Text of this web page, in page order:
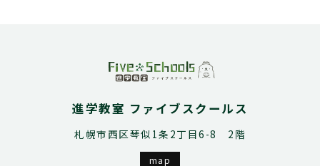
進学教室 ファイブスクールス
札幌市西区琴似1条2丁目6-8 2階
map